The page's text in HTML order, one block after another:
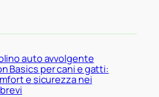
auto avvolgente
Basics per cani e gatti:
e sicurezza nei